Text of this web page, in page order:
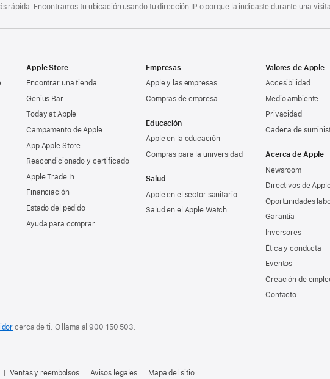
rápida. Encontramos tu ubicación usando tu dirección IP o porque la indicaste durante una
Apple Store
Encontrar una tienda
Genius Bar
Today at Apple
Campamento de Apple
App Apple Store
Reacondicionado y certificado
Apple Trade In
Financiación
Estado del pedido
Ayuda para comprar
Empresas
Apple y las empresas
Compras de empresa
Educación
Apple en la educación
Compras para la universidad
Salud
Apple en el sector sanitario
Salud en el Apple Watch
Valores de Apple
Accesibilidad
Medio ambiente
Privacidad
Cadena de
Acerca de Apple
Newsroom
Directivos de
Oportunidades
Garantía
Inversores
Ética y conducta
Eventos
Creación de
Contacto
cerca de ti. O llama al900 150 503.
Ventas y reembolsos Avisos legales Mapa del sitio